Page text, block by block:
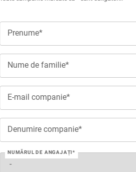
Prenume*
Nume de familie*
E-mail companie*
Denumire companie*
NUMĂRUL DE ANGAJAȚI*